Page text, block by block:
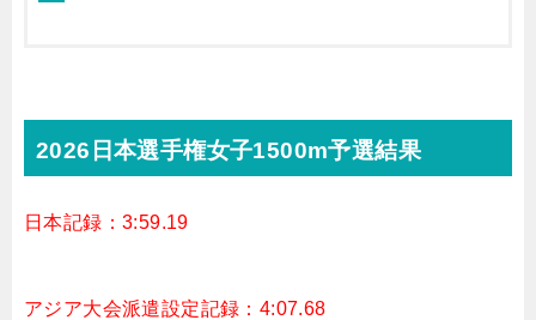
2026日本選手権女子1500m予選結果
日本記録：3:59.19
アジア大会派遣設定記録：4:07.68